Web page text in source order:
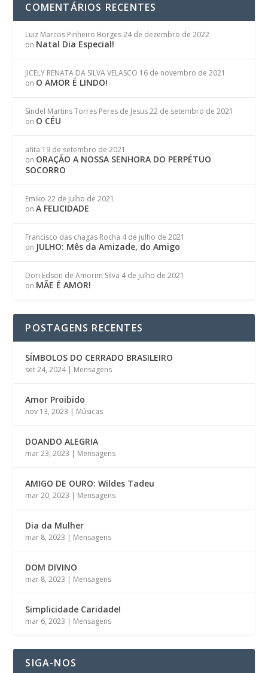
COMENTÁRIOS RECENTES
Luiz Marcos Pinheiro Borges 24 de dezembro de 2022
on Natal Dia Especial!
JICELY RENATA DA SILVA VELASCO 16 de novembro de 2021
on O AMOR É LINDO!
Síndel Martins Torres Peres de Jesus 22 de setembro de 2021
on O CÉU
afita 19 de setembro de 2021
on ORAÇÃO A NOSSA SENHORA DO PERPÉTUO
SOCORRO
Emiko 22 de julho de 2021
onA FELICIDADE
Francisco das chagas Rocha 4 de julho de 2021
on JULHO: Mês da Amizade, do Amigo
Dori Edson de Amorim Silva 4 de julho de 2021
on MÃE É AMOR!
POSTAGENS RECENTES
SÍMBOLOS DO CERRADO BRASILEIRO
set 24, 2024| Mensagens
Amor Proibido
nov 13, 2023 | Músicas
DOANDO ALEGRIA
mar 23, 2023 | Mensagens
AMIGO DE OURO: Wildes Tadeu
mar 20, 2023 | Mensagens
Dia da Mulher
mar 8, 2023 | Mensagens
DOM DIVINO
mar 8, 2023 | Mensagens
Simplicidade Caridade!
mar 6, 2023 | Mensagens
SIGA-NOS